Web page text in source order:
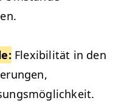
: Flex­i­bil­ität in den